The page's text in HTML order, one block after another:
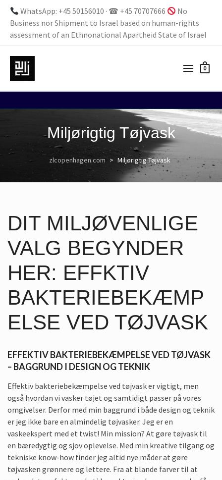
WhatsApp: +45 50156010 · ☎ +45 70707666
No
Business nor Shipment to Israel based on human-rights
assessment of an Ethnonational Apartheid State of Israel
0
Miljørigtig Tøjvask
zlcopenhagen.com > Miljørigtig Tøjvask
DIT MILJØVENLIGE
VALG BEGYNDER
HER: EFFKTIV
BAKTERIEBEKÆMP
ELSE VED TØJVASK
EFFEKTIV BAKTERIEBEKÆMPELSE VED TØJVASK
– BAGGRUND I DESIGN OG TEKNIK
Effektiv bakteriebekæmpelse ved tøjvask er vigtigt, men
også hvordan vi vasker tøjet og samtidigt passer på vores
omgivelser. Derfor med min baggrund i både design og teknik
er jeg ikke bare en almindelig tøjvasker. Jeg er en
vaskeekspert med et twist! Min mission? At gøre tøjvask til
en bæredygtig og sjov oplevelse. Med min kreative tilgang og
tekniske know-how finder jeg altid nye måder at gøre
tøjvasken grønnere og lettere. Fra at blande farver til at